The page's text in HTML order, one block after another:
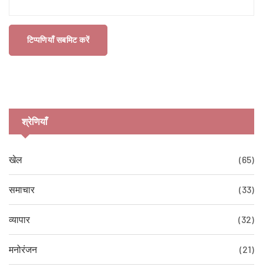
टिप्पणियाँ सबमिट करें
श्रेणियाँ
खेल (65)
समाचार (33)
व्यापार (32)
मनोरंजन (21)